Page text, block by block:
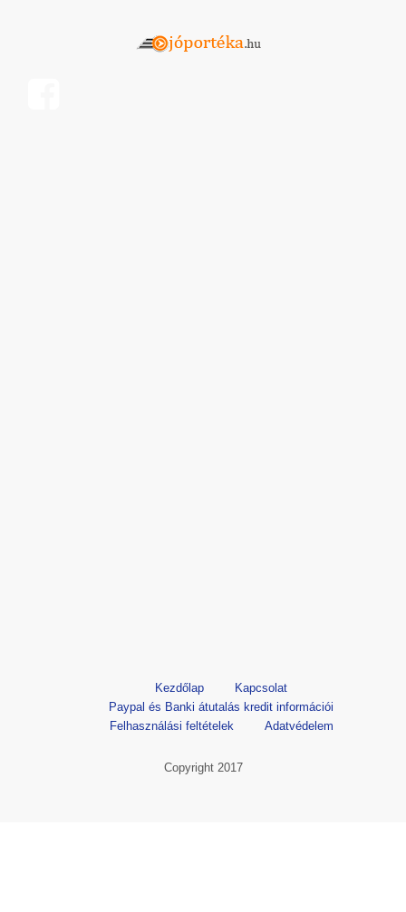
Kezdőlap
Kapcsolat
Paypal és Banki átutalás kredit információi
Felhasználási feltételek
Adatvédelem
Copyright 2017